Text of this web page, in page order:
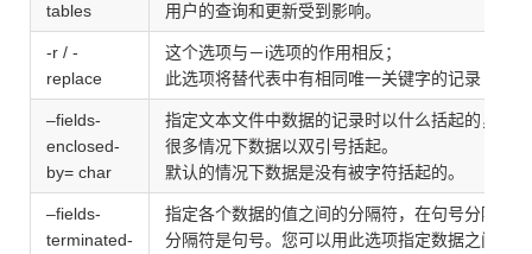
tables
用户的查询和更新受到影响。
-r / -
replace
这个选项与－i选项的作用相反；
此选项将替代表中有相同唯一关键字的记录
–fields-
enclosed-
by= char
指定文本文件中数据的记录时以什么括起的，
很多情况下数据以双引号括起。
默认的情况下数据是没有被字符括起的。
–fields-
terminated-
指定各个数据的值之间的分隔符，在句号分隔的
分隔符是句号。您可以用此选项指定数据之间的